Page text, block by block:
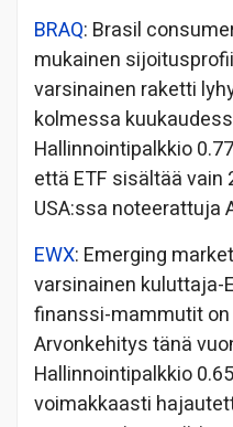
BRAQ: Brasil
mukainen
varsinainen raketti
kolmessa
Hallinnointipalkkio
että ETF sisältää vain
USA:ssa noteerattuja
EWX: Emerging
varsinainen kuluttaja-
finanssi-mammutit
Arvonkehitys tänä
Hallinnointipalkkio
voimakkaasti